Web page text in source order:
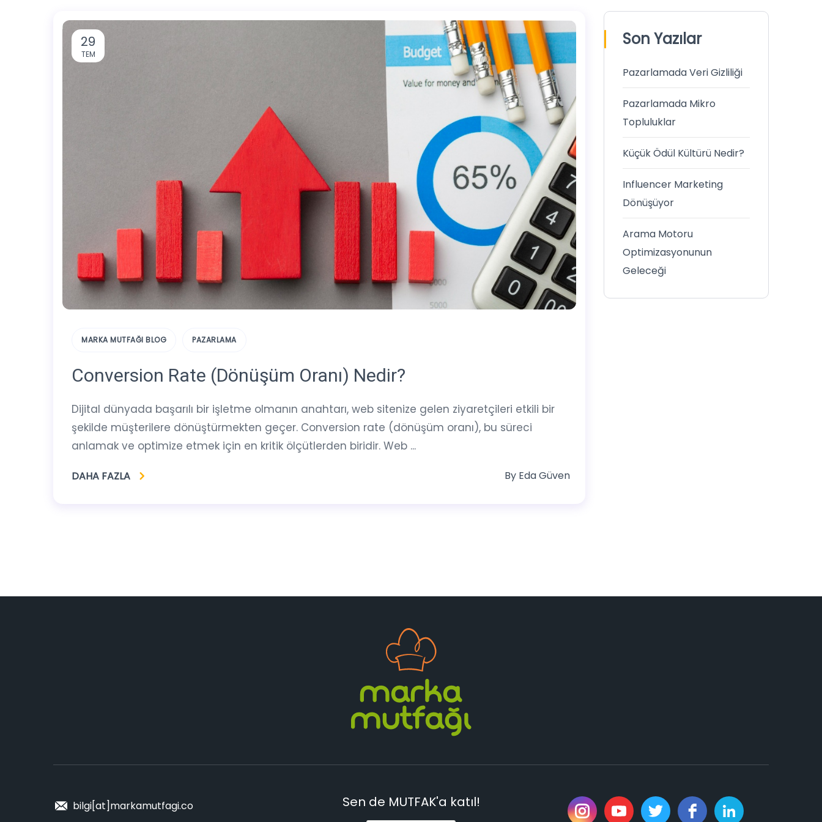
Son Yazılar
Pazarlamada Veri Gizliliği
Pazarlamada Mikro
Topluluklar
Küçük Ödül Kültürü Nedir?
Influencer Marketing
Dönüşüyor
Arama Motoru
Optimizasyonunun
Geleceği
29
TEM
MARKA MUTFAĞI BLOG PAZARLAMA
Conversion Rate (Dönüşüm Oranı) Nedir?
Dijital dünyada başarılı bir işletme olmanın anahtarı, web sitenize gelen ziyaretçileri etkili bir
şekilde müşterilere dönüştürmekten geçer. Conversion rate (dönüşüm oranı), bu süreci
anlamak ve optimize etmek için en kritik ölçütlerden biridir. Web ...
DAHA FAZLA By Eda Güven
bilgi[at]markamutfagi.co Sen de MUTFAK'a katıl!